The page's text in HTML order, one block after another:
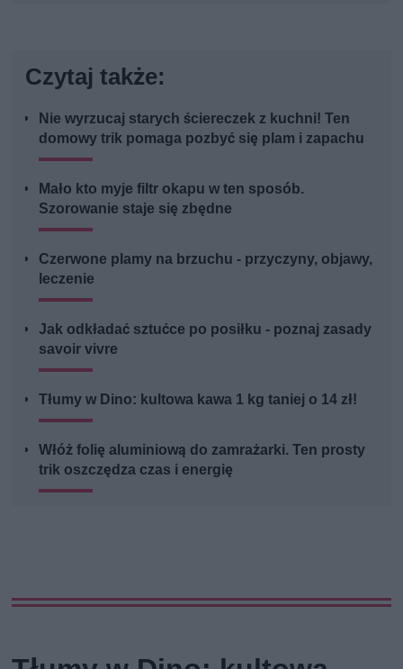
Czytaj także:
Nie wyrzucaj starych ściereczek z kuchni! Ten
domowy trik pomaga pozbyć się plam i zapachu
Mało kto myje filtr okapu w ten sposób.
Szorowanie staje się zbędne
Czerwone plamy na brzuchu - przyczyny, objawy,
leczenie
Jak odkładać sztućce po posiłku - poznaj zasady
savoir vivre
Tłumy w Dino: kultowa kawa 1 kg taniej o 14 zł!
Włóż folię aluminiową do zamrażarki. Ten prosty
trik oszczędza czas i energię